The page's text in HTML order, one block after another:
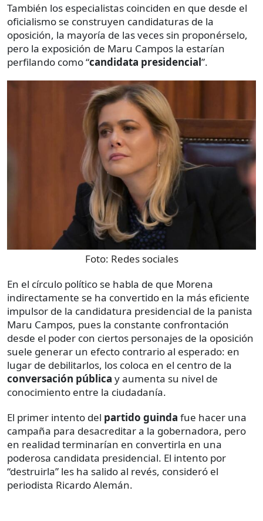
También los especialistas coinciden en que desde el
oficialismo se construyen candidaturas de la
oposición, la mayoría de las veces sin proponérselo,
pero la exposición de Maru Campos la estarían
perfilando como “candidata presidencial”.
Foto: Redes sociales
En el círculo político se habla de que Morena
indirectamente se ha convertido en la más eficiente
impulsor de la candidatura presidencial de la panista
Maru Campos, pues la constante confrontación
desde el poder con ciertos personajes de la oposición
suele generar un efecto contrario al esperado: en
lugar de debilitarlos, los coloca en el centro de la
conversación pública y aumenta su nivel de
conocimiento entre la ciudadanía.
El primer intento del partido guinda fue hacer una
campaña para desacreditar a la gobernadora, pero
en realidad terminarían en convertirla en una
poderosa candidata presidencial. El intento por
“destruirla” les ha salido al revés, consideró el
periodista Ricardo Alemán.